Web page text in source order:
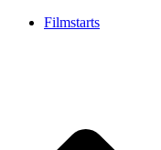
Filmstarts